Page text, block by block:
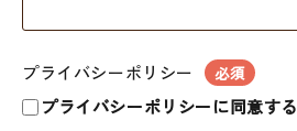
プライバシーポリシー 必須
プライバシーポリシーに同意する